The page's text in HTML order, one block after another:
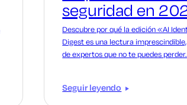
seguridad en
Descubre por qué la edición «AI
Digest es una lectura
de expertos que no te puedes perder.
Seguir leyendo